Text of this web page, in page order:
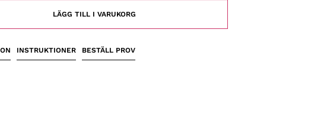
LÄGG TILL I VARUKORG
INSTRUKTIONER BESTÄLL PROV